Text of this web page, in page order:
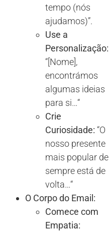
tempo (nós
ajudamos)”.
Use a
Personalização:
“[Nome],
encontrámos
algumas ideias
para si…“
Crie
Curiosidade: “O
nosso presente
mais popular de
sempre está de
volta…“
O Corpo do Email:
Comece com
Empatia: